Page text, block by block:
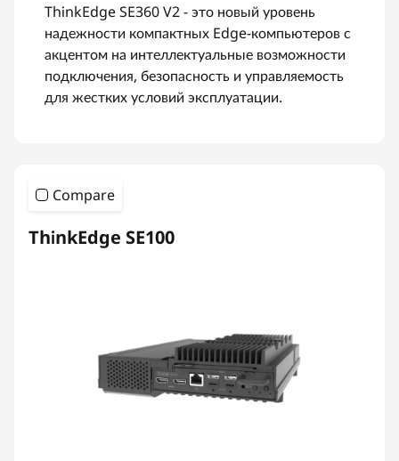
ThinkEdge SE360 V2 - это новый уровень
надежности компактных Edge-компьютеров с
акцентом на интеллектуальные возможности
подключения, безопасность и управляемость
для жестких условий эксплуатации.
Compare
ThinkEdge SE100